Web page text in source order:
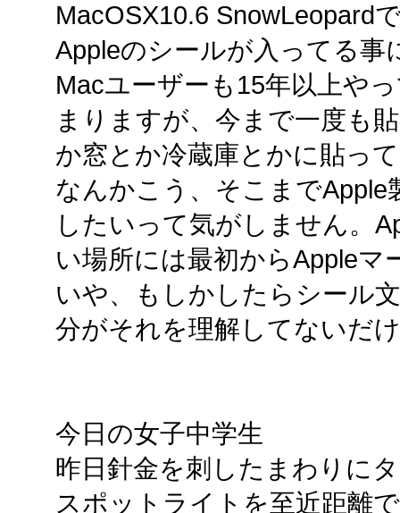
MacOSX10.6 SnowLeopard
Appleのシールが入ってる事
Macユーザーも15年以上や
まりますが、今まで一度も
か窓とか冷蔵庫とかに貼っ
なんかこう、そこまで
したいって気がしません。
い場所には最初からAppleマ
いや、もしかしたらシール
分がそれを理解してないだ
今日の女子中学生
昨日針金を刺したまわりに
スポットライトを至近距離